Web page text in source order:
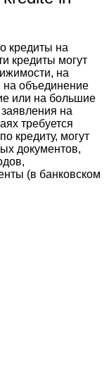
кредиты на
кредиты могут
на
на объединение
или на большие
на
требуется
кредиту, могут
документов,
(в банковском